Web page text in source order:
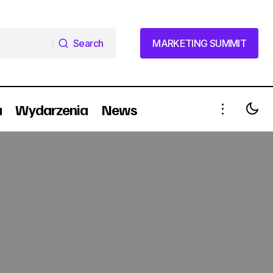
Search
MARKETING SUMMIT
MARKETING SUMMIT
Wydarzenia News